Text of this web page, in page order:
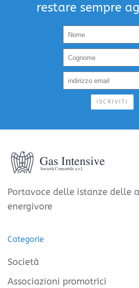
restare sempre
ISCRIVITI
Portavoce delle istanze delle
energivore
Categorie
Società
Associazioni promotrici